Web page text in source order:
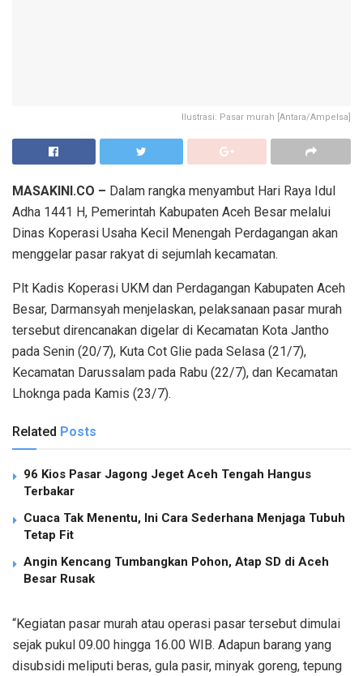
Ilustrasi: Pasar murah [Antara/Ampelsa]
MASAKINI.CO – Dalam rangka menyambut Hari Raya Idul
Adha 1441 H, Pemerintah Kabupaten Aceh Besar melalui
Dinas Koperasi Usaha Kecil Menengah Perdagangan akan
menggelar pasar rakyat di sejumlah kecamatan.
Plt Kadis Koperasi UKM dan Perdagangan Kabupaten Aceh
Besar, Darmansyah menjelaskan, pelaksanaan pasar murah
tersebut direncanakan digelar di Kecamatan Kota Jantho
pada Senin (20/7), Kuta Cot Glie pada Selasa (21/7),
Kecamatan Darussalam pada Rabu (22/7), dan Kecamatan
Lhoknga pada Kamis (23/7).
Related Posts
96 Kios Pasar Jagong Jeget Aceh Tengah Hangus
Terbakar
Cuaca Tak Menentu, Ini Cara Sederhana Menjaga Tubuh
Tetap Fit
Angin Kencang Tumbangkan Pohon, Atap SD di Aceh
Besar Rusak
“Kegiatan pasar murah atau operasi pasar tersebut dimulai
sejak pukul 09.00 hingga 16.00 WIB. Adapun barang yang
disubsidi meliputi beras, gula pasir, minyak goreng, tepung